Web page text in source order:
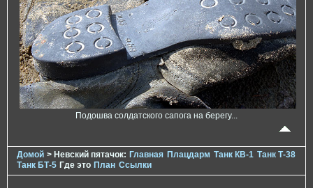
Подошва солдатского сапога на берегу...
Домой > Невский пятачок: Главная Плацдарм Танк КВ-1 Танк Т-38
Танк БТ-5 Где это План Ссылки